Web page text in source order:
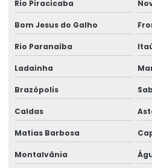
Rio Piracicaba
Bom Jesus do Galho
Rio Paranaíba
Ladainha
Brazópolis
Caldas
Matias Barbosa
Montalvânia